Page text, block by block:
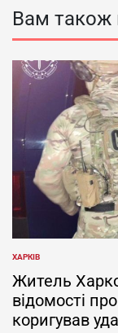
Вам також
ОПУБЛІКУВАТИ
У
ХАРКІВ
Житель
відомості
коригував